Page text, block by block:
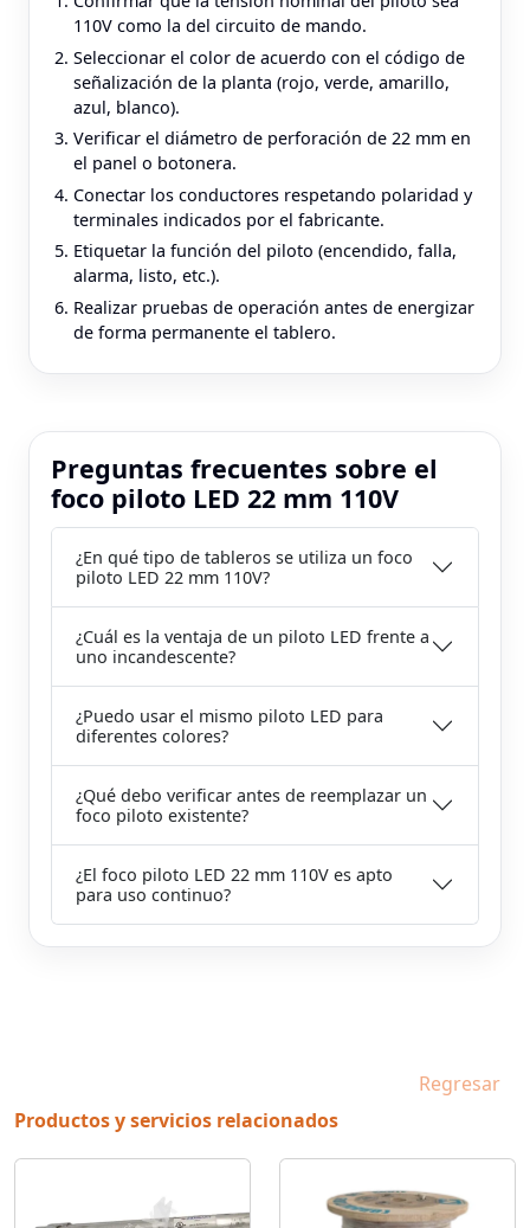
110V como la del circuito de mando.
Seleccionar el color de acuerdo con el código de
señalización de la planta (rojo, verde, amarillo,
azul, blanco).
Verificar el diámetro de perforación de 22 mm en
el panel o botonera.
Conectar los conductores respetando polaridad y
terminales indicados por el fabricante.
Etiquetar la función del piloto (encendido, falla,
alarma, listo, etc.).
Realizar pruebas de operación antes de energizar
de forma permanente el tablero.
Preguntas frecuentes sobre el
foco piloto LED 22 mm 110V
¿En qué tipo de tableros se utiliza un foco
piloto LED 22 mm 110V?
¿Cuál es la ventaja de un piloto LED frente a
uno incandescente?
¿Puedo usar el mismo piloto LED para
diferentes colores?
¿Qué debo verificar antes de reemplazar un
foco piloto existente?
¿El foco piloto LED 22 mm 110V es apto
para uso continuo?
Regresar
Productos y servicios relacionados